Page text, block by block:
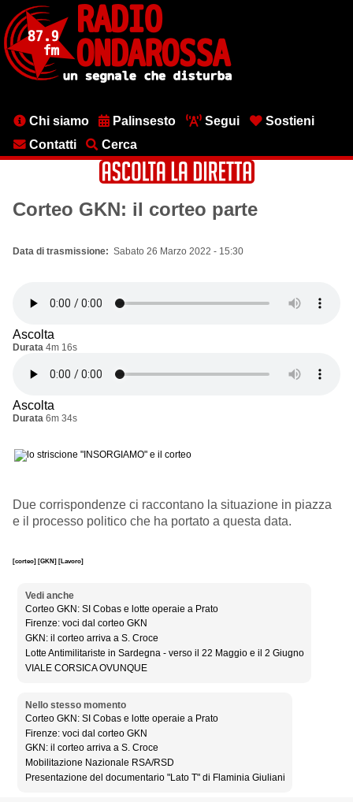
contenuto
principale
MenuChi siamo Palinsesto Segui
Sostieni
Contatti
Cerca
Corteo GKN: il corteo parte
Data di trasmissione Sabato 26 Marzo 2022 - 15:30
Ascolta
Durata 4m 16s
Ascolta
Durata 6m 34s
Due corrispondenze ci raccontano la situazione in piazza
e il processo politico che ha portato a questa data.
[corteo] [GKN] [Lavoro]
Vedi anche
Corteo GKN: SI Cobas e lotte operaie a Prato
Firenze: voci dal corteo GKN
GKN: il corteo arriva a S. Croce
Lotte Antimilitariste in Sardegna - verso il 22 Maggio e il 2 Giugno
VIALE CORSICA OVUNQUE
Nello stesso momento
Corteo GKN: SI Cobas e lotte operaie a Prato
Firenze: voci dal corteo GKN
GKN: il corteo arriva a S. Croce
Mobilitazione Nazionale RSA/RSD
Presentazione del documentario "Lato T" di Flaminia Giuliani